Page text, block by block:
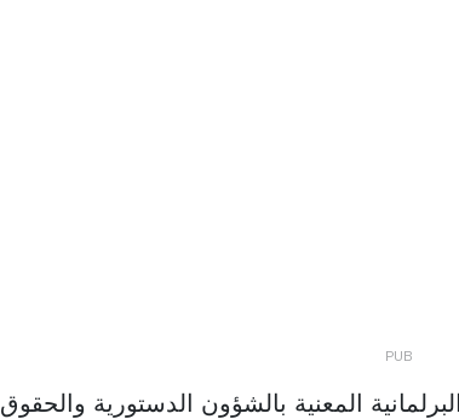
المعنية بالشؤون الدستورية والحقوق